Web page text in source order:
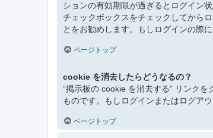
ションの有効期限が過ぎるとログイン
チェックボックスをチェックしてから
とをお勧めします。もしログインの際
ページトップ
cookie を消去したらどうなるの？
“掲示板の cookie を消去する” リンク
ものです。もしログインまたはログア
ページトップ